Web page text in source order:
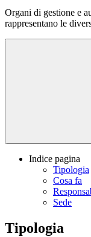
Organi di gestione e
rappresentano le
Indice pagina
Tipologia
Cosa fa
Sede
Tipologia